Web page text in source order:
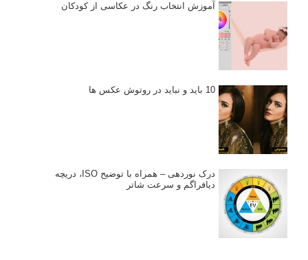
آموزش انتخاب رنگ در عکاسی از کودکان
10 باید و نباید در روتوش عکس ها
درک نوردهی – همراه با توضیح ISO، دریچه
دیافراگم و سرعت شاتر